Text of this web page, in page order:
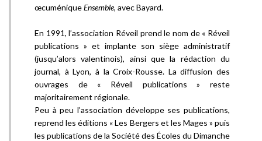
œcuméniqueEnsemble, avec Bayard.
En 1991, l’association Réveil prend le nom de « Réveil
publications » et implante son siège administratif
(jusqu’alors valentinois), ainsi que la rédaction du
journal, à Lyon, à la Croix-Rousse. La diffusion des
ouvrages de « Réveil publications » reste
majoritairement régionale.
Peu à peu l’association développe ses publications,
reprend les éditions « Les Bergers et les Mages » puis
les publications de la Société des Écoles du Dimanche